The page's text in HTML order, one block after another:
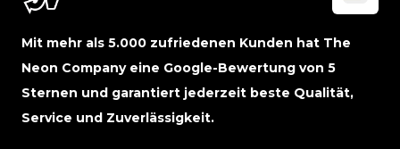
Mit mehr als 5.000 zufriedenen Kunden hat The
Neon Company eine Google-Bewertung von 5
Sternen und garantiert jederzeit beste Qualität,
Service und Zuverlässigkeit.